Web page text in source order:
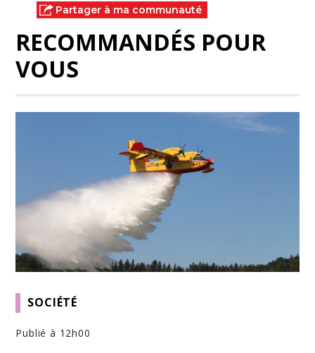
Partager à ma communauté
RECOMMANDÉS POUR
VOUS
SOCIÉTÉ
Publié à 12h00